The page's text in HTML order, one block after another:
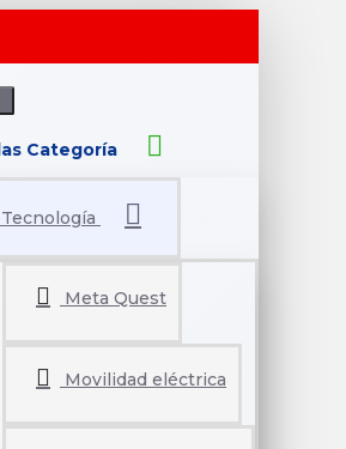
Categoría
Tecnología
Meta Quest
Movilidad eléctrica